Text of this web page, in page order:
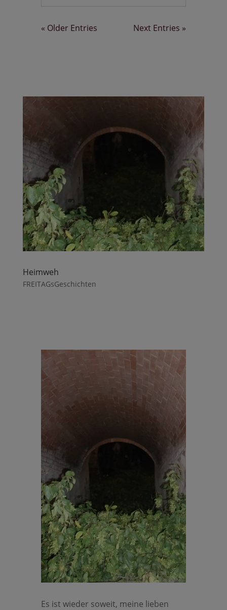
« Older Entries Next Entries »
Heimweh
FREITAGsGeschichten
Es ist wieder soweit, meine lieben